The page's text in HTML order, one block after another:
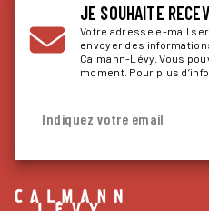
JE SOUHAITE
Votre adresse e-mail
envoyer des
Calmann-Lévy. Vous
moment. Pour plus
Indiquez votre email